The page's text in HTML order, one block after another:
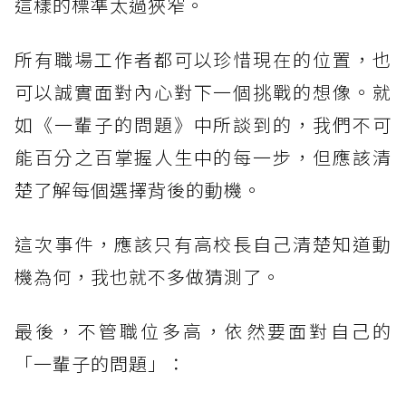
這樣的標準太過狹窄。
所有職場工作者都可以珍惜現在的位置，也
可以誠實面對內心對下一個挑戰的想像。就
如《一輩子的問題》中所談到的，我們不可
能百分之百掌握人生中的每一步，但應該清
楚了解每個選擇背後的動機。
這次事件，應該只有高校長自己清楚知道動
機為何，我也就不多做猜測了。
最後，不管職位多高，依然要面對自己的
「一輩子的問題」：